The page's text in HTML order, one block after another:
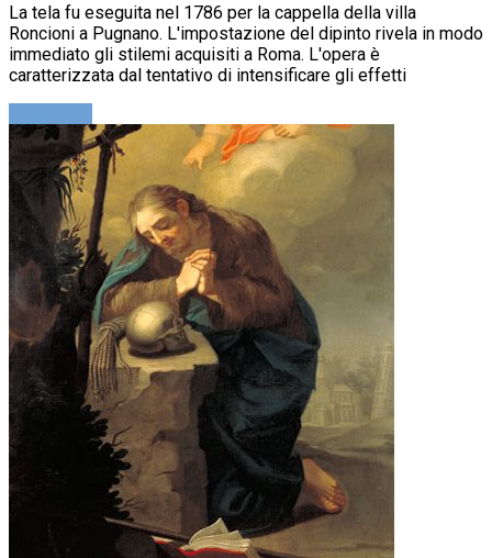
La tela fu eseguita nel 1786 per la cappella della villa
Roncioni a Pugnano. L'impostazione del dipinto rivela in modo
immediato gli stilemi acquisiti a Roma. L'opera è
caratterizzata dal tentativo di intensificare gli effetti